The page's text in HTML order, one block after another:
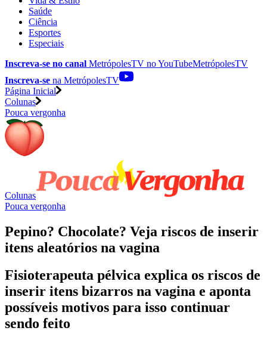
Saúde
Ciência
Esportes
Especiais
Inscreva-se no canal MetrópolesTV noYouTubeMetrópolesTV
Inscreva-se na MetrópolesTV
Página Inicial
Colunas
Pouca vergonha
Colunas
Pouca vergonha
Pepino? Chocolate? Veja riscos de inserir
itens aleatórios na vagina
Fisioterapeuta pélvica explica os riscos de
inserir itens bizarros na vagina e aponta
possíveis motivos para isso continuar
sendo feito